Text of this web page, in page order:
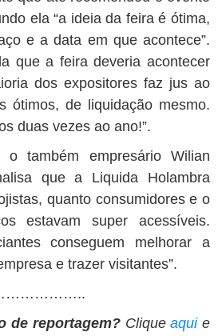
ela “a ideia da feira é ótima,
e a data em que acontece”.
que a feira deveria acontecer
dos expositores faz jus ao
ótimos, de liquidação mesmo.
duas vezes ao ano!”.
o também empresário Wilian
que a Liquida Holambra
quanto consumidores e o
estavam super acessíveis.
conseguem melhorar a
e trazer visitantes”.
de reportagem?Cliqueaquie